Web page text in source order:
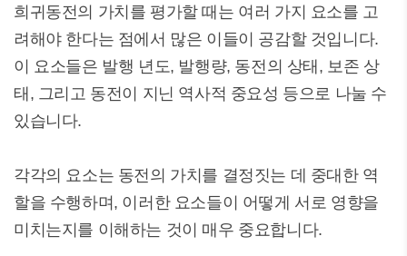
희귀동전의 가치를 평가할 때는 여러 가지 요소를 고
려해야 한다는 점에서 많은 이들이 공감할 것입니다.
이 요소들은 발행 년도, 발행량, 동전의 상태, 보존 상
태, 그리고 동전이 지닌 역사적 중요성 등으로 나눌 수
있습니다.
각각의 요소는 동전의 가치를 결정짓는 데 중대한 역
할을 수행하며, 이러한 요소들이 어떻게 서로 영향을
미치는지를 이해하는 것이 매우 중요합니다.